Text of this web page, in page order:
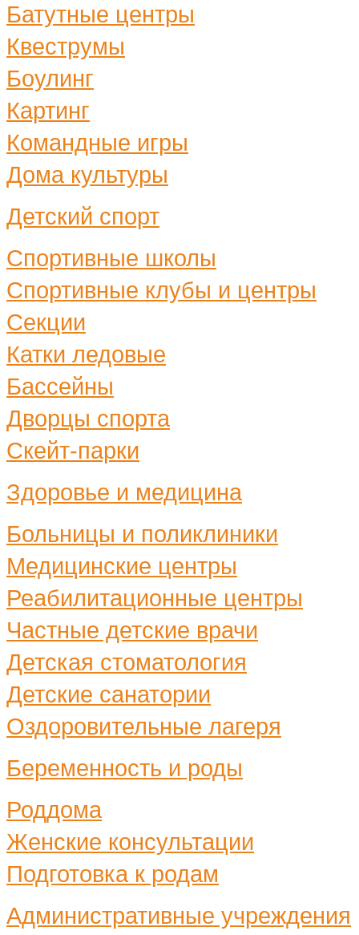
Батутные центры
Квеструмы
Боулинг
Картинг
Командные игры
Дома культуры
Детский спорт
Спортивные школы
Спортивные клубы и центры
Секции
Катки ледовые
Бассейны
Дворцы спорта
Скейт-парки
Здоровье и медицина
Больницы и поликлиники
Медицинские центры
Реабилитационные центры
Частные детские врачи
Детская стоматология
Детские санатории
Оздоровительные лагеря
Беременность и роды
Роддома
Женские консультации
Подготовка к родам
Административные учреждения